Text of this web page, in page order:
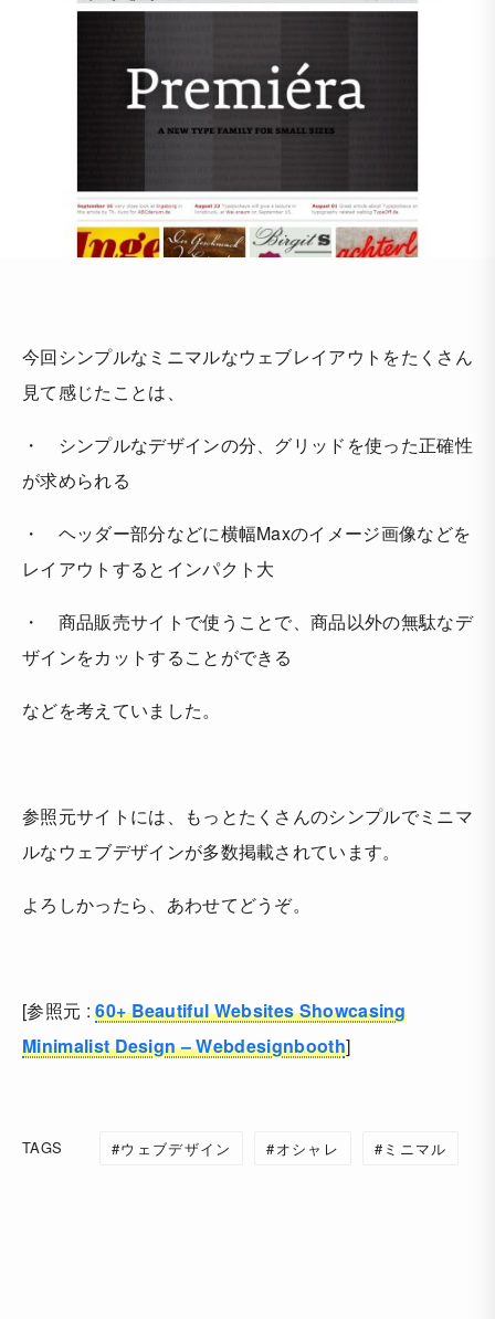
今回シンプルなミニマルなウェブレイアウトをたくさん
見て感じたことは、
・ シンプルなデザインの分、グリッドを使った正確性
が求められる
・ ヘッダー部分などに横幅Maxのイメージ画像などを
レイアウトするとインパクト大
・ 商品販売サイトで使うことで、商品以外の無駄なデ
ザインをカットすることができる
などを考えていました。
参照元サイトには、もっとたくさんのシンプルでミニマ
ルなウェブデザインが多数掲載されています。
よろしかったら、あわせてどうぞ。
[参照元 :60+ Beautiful Websites Showcasing
Minimalist Design – Webdesignbooth]
TAGS ウェブデザイン オシャレ ミニマル